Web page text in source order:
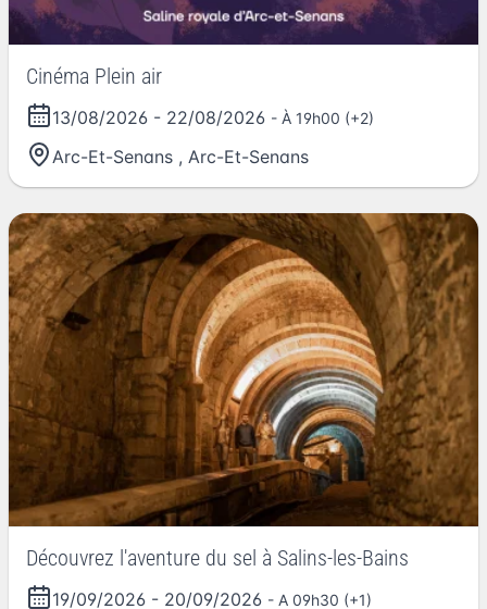
Cinéma Plein air
13/08/2026 - 22/08/2026 - À 19h00 (+2)
Arc-Et-Senans , Arc-Et-Senans
Découvrez l'aventure du sel à Salins-les-Bains
19/09/2026 - 20/09/2026 - A 09h30 (+1)